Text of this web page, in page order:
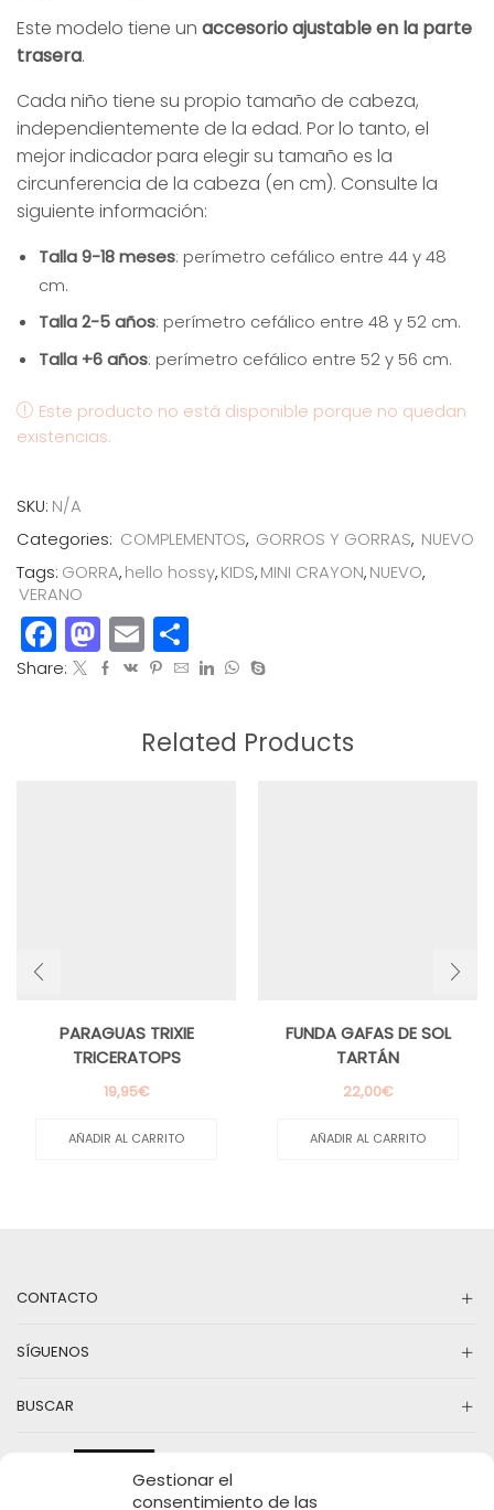
Gestionar el
consentimiento de las
Este modelo tiene un accesorio ajustable en la parte
trasera.
Cada niño tiene su propio tamaño de cabeza,
independientemente de la edad. Por lo tanto, el
mejor indicador para elegir su tamaño es la
circunferencia de la cabeza (en cm). Consulte la
siguiente información:
Talla 9-18 meses: perímetro cefálico entre 44 y 48
cm.
Talla 2-5 años: perímetro cefálico entre 48 y 52 cm.
Talla +6 años: perímetro cefálico entre 52 y 56 cm.
Este producto no está disponible porque no quedan
existencias.
SKU: N/A
Categories: COMPLEMENTOS, GORROS Y GORRAS, NUEVO
Tags: GORRA,hello hossy,KIDS,MINI CRAYON,NUEVO,
VERANO
Facebook
Mastodon
Email
Share:
Related Products
PARAGUAS TRIXIE
TRICERATOPS
19,95€
AÑADIR AL CARRITO
FUNDA GAFAS DE SOL
TARTÁN
22,00€
AÑADIR AL CARRITO
CONTACTO
SÍGUENOS
BUSCAR